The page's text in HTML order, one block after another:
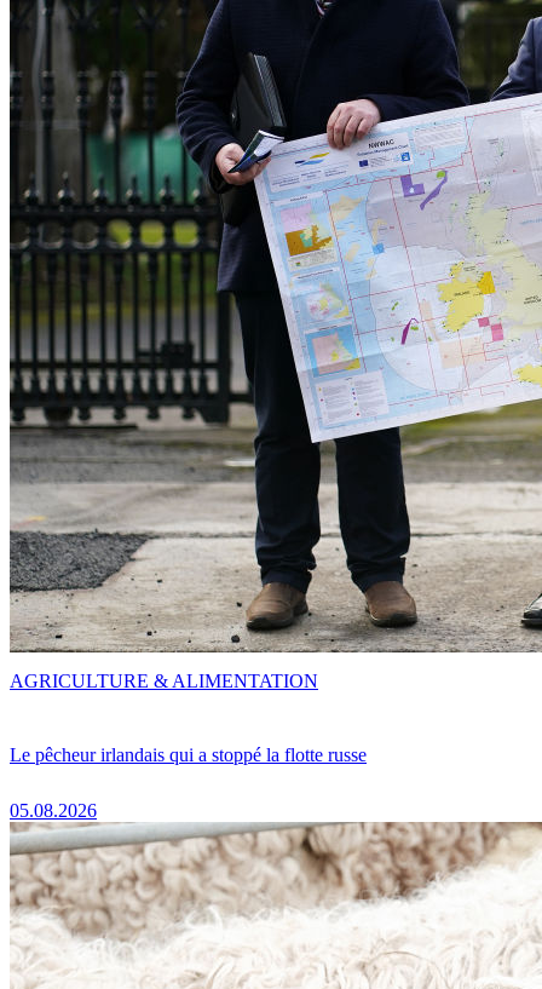
Le pêcheur irlandais qui a stoppé la flotte russe
05.08.2026
AGRICULTURE & ALIMENTATION